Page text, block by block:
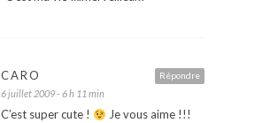
Répondre
CARO
6 juillet 2009 - 6 h 11 min
C’est super cute ! Je vous aime !!!